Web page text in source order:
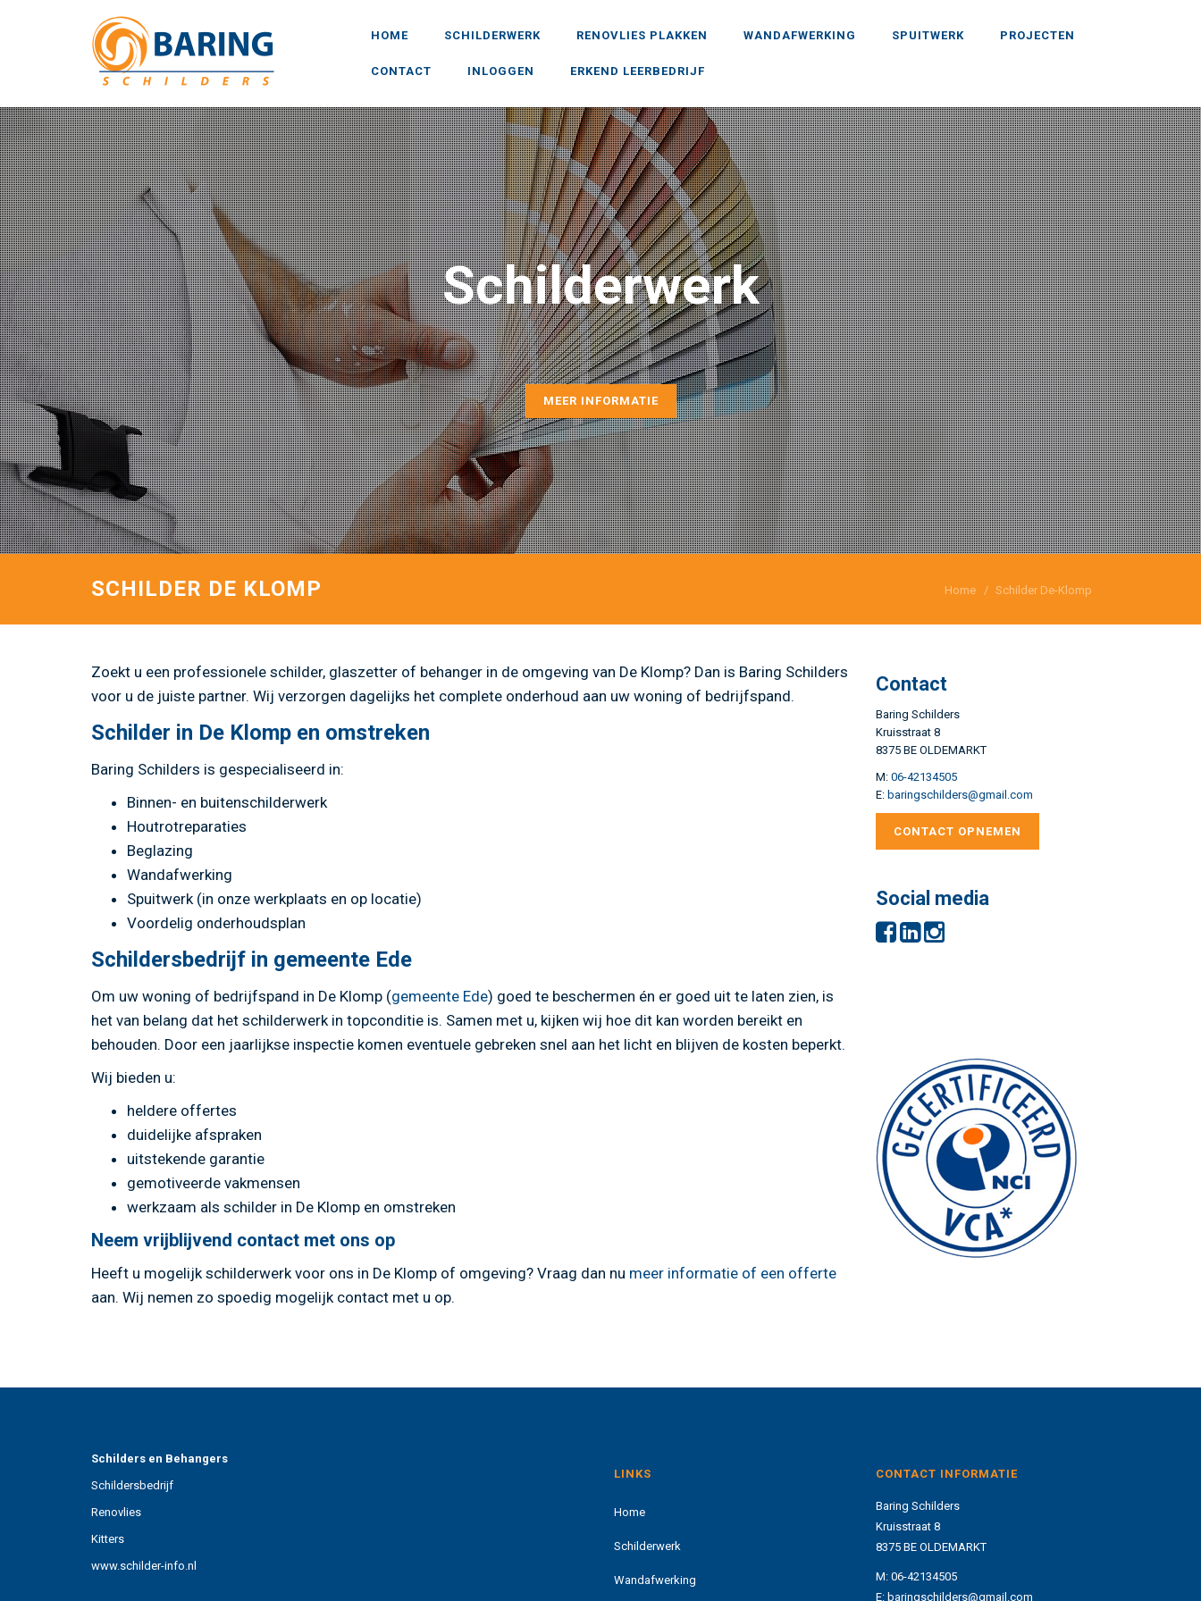
HOME SCHILDERWERK RENOVLIES PLAKKEN WANDAFWERKING SPUITWERK PROJECTEN
CONTACT INLOGGEN ERKEND LEERBEDRIJF
Schilderwerk
MEER INFORMATIE
SCHILDER DE KLOMP Home Schilder De-Klomp
Zoekt u een professionele schilder, glaszetter of behanger in de omgeving van De Klomp? Dan is Baring Schilders
voor u de juiste partner. Wij verzorgen dagelijks het complete onderhoud aan uw woning of bedrijfspand.
Schilder in De Klomp en omstreken
Baring Schilders is gespecialiseerd in:
Binnen- en buitenschilderwerk
Houtrotreparaties
Beglazing
Wandafwerking
Spuitwerk (in onze werkplaats en op locatie)
Voordelig onderhoudsplan
Schildersbedrijf in gemeente Ede
Om uw woning of bedrijfspand in De Klomp (gemeente Ede) goed te beschermen én er goed uit te laten zien, is
het van belang dat het schilderwerk in topconditie is. Samen met u, kijken wij hoe dit kan worden bereikt en
behouden. Door een jaarlijkse inspectie komen eventuele gebreken snel aan het licht en blijven de kosten beperkt.
Wij bieden u:
heldere offertes
duidelijke afspraken
uitstekende garantie
gemotiveerde vakmensen
werkzaam als schilder in De Klomp en omstreken
Neem vrijblijvend contact met ons op
Heeft u mogelijk schilderwerk voor ons in De Klomp of omgeving? Vraag dan nu meer informatie of een offerte
aan. Wij nemen zo spoedig mogelijk contact met u op.
Contact
Baring Schilders
Kruisstraat 8
8375 BE OLDEMARKT
M: 06-42134505
E: baringschilders@gmail.com
CONTACT OPNEMEN
Social media
Schilders en Behangers
Schildersbedrijf
Renovlies
Kitters
www.schilder-info.nl
LINKS
Home
Schilderwerk
Wandafwerking
CONTACT INFORMATIE
Baring Schilders
Kruisstraat 8
8375 BE OLDEMARKT
M: 06-42134505
E: baringschilders@gmail.com